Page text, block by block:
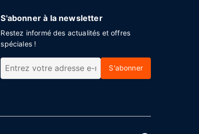
S'abonner à la newsletter
Restez informé des actualités et offres
spéciales !
S'abonner